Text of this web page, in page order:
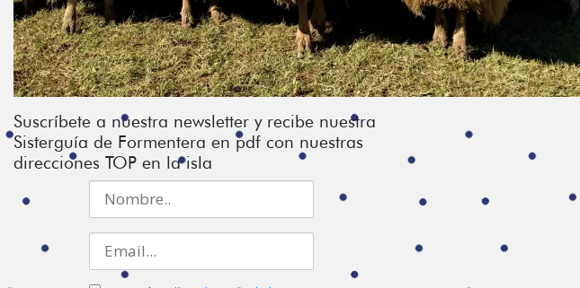
Suscríbete a nuestra newsletter y recibe nuestra
Sisterguía de Formentera en pdf con nuestras
direcciones TOP en la isla